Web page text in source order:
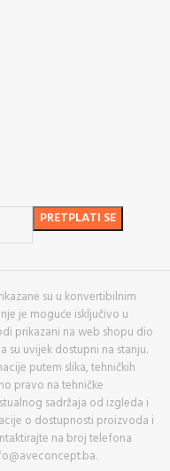
su u konvertibilnim
je moguće isključivo u
prikazani na web shopu dio
su uvijek dostupni na stanju.
putem slika, tehničkih
pravo na tehničke
sadržaja od izgleda i
o dostupnosti proizvoda i
na broj telefona